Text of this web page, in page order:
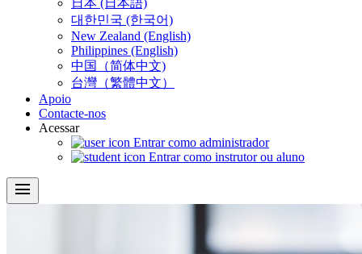
日本 (日本語)
대한민국 (한국어)
New Zealand (English)
Philippines (English)
中国（简体中文)
台灣（繁體中文）
Apoio
Contacte-nos
Acessar
Entrar como administrador
Entrar como instrutor ou aluno
menu